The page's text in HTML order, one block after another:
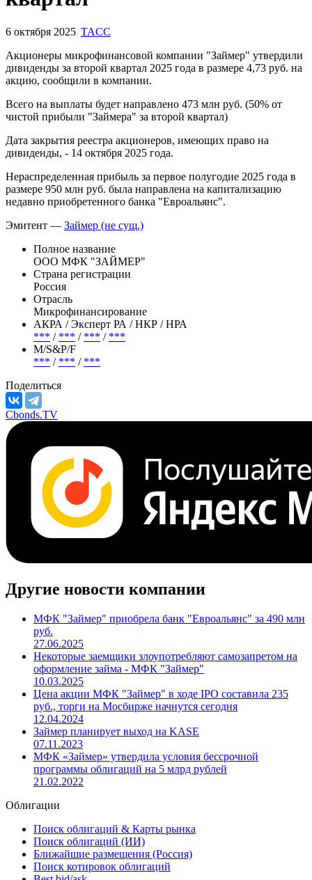
6 октября 2025 TACC
Акционеры микрофинансовой компании "Займер" утвердили
дивиденды за второй квартал 2025 года в размере 4,73 руб. на
акцию, сообщили в компании.
Всего на выплаты будет направлено 473 млн руб. (50% от
чистой прибыли "Займера" за второй квартал)
Дата закрытия реестра акционеров, имеющих право на
дивиденды, - 14 октября 2025 года.
Нераспределенная прибыль за первое полугодие 2025 года в
размере 950 млн руб. была направлена на капитализацию
недавно приобретенного банка "Евроальянс".
Эмитент — Займер (не сущ.)
Полное название
ООО МФК "ЗАЙМЕР"
Страна регистрации
Россия
Отрасль
Микрофинансирование
АКРА / Эксперт РА / НКР / НРА
*** / *** / *** / ***
М/S&P/F
*** / *** / ***
Поделиться
Cbonds.TV
Другие новости компании
МФК "Займер" приобрела банк "Евроальянс" за 490 млн
руб.
27.06.2025
Некоторые заемщики злоупотребляют самозапретом на
оформление займа - МФК "Займер"
10.03.2025
Цена акции МФК "Займер" в ходе IPO составила 235
руб., торги на Мосбирже начнутся сегодня
12.04.2024
Займер планирует выход на KASE
07.11.2023
МФК «Займер» утвердила условия бессрочной
программы облигаций на 5 млрд рублей
21.02.2022
Облигации
Поиск облигаций & Карты рынка
Поиск облигаций (ИИ)
Ближайшие размещения (Россия)
Поиск котировок облигаций